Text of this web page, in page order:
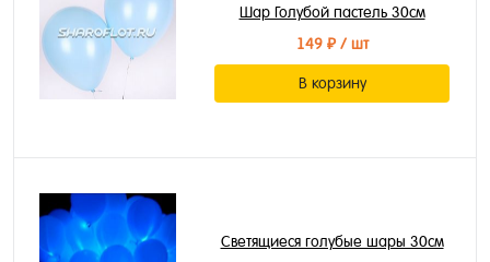
Шар Голубой пастель 30см
149 ₽/ шт
В корзину
Светящиеся голубые шары 30см